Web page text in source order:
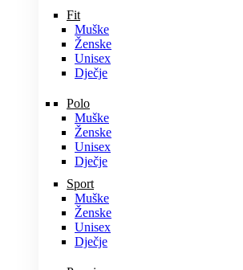
Fit
Muške
Ženske
Unisex
Dječje
Polo
Muške
Ženske
Unisex
Dječje
Sport
Muške
Ženske
Unisex
Dječje